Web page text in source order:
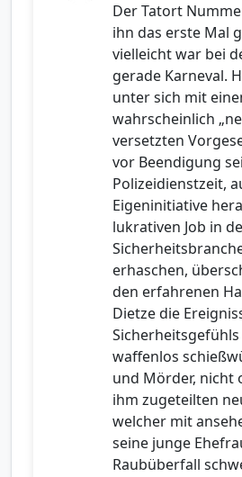
Der Tatort
ihn das erste Mal
vielleicht war bei
gerade Karneval.
unter sich mit
wahrscheinlich
versetzten
vor Beendigung
Polizeidienstzeit,
Eigeninitiative
lukrativen Job in
erhaschen,
den erfahrenen
Dietze die
waffenlos
und Mörder, nicht
ihm zugeteilten
welcher mit
seine junge
Raubüberfall